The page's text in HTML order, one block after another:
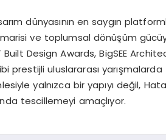
dünyasının en saygın
ve toplumsal dönüşüm
Built Design Awards, BigSEE
prestijli uluslararası
yalnızca bir yapıyı değil,
tescillemeyi amaçlıyor.